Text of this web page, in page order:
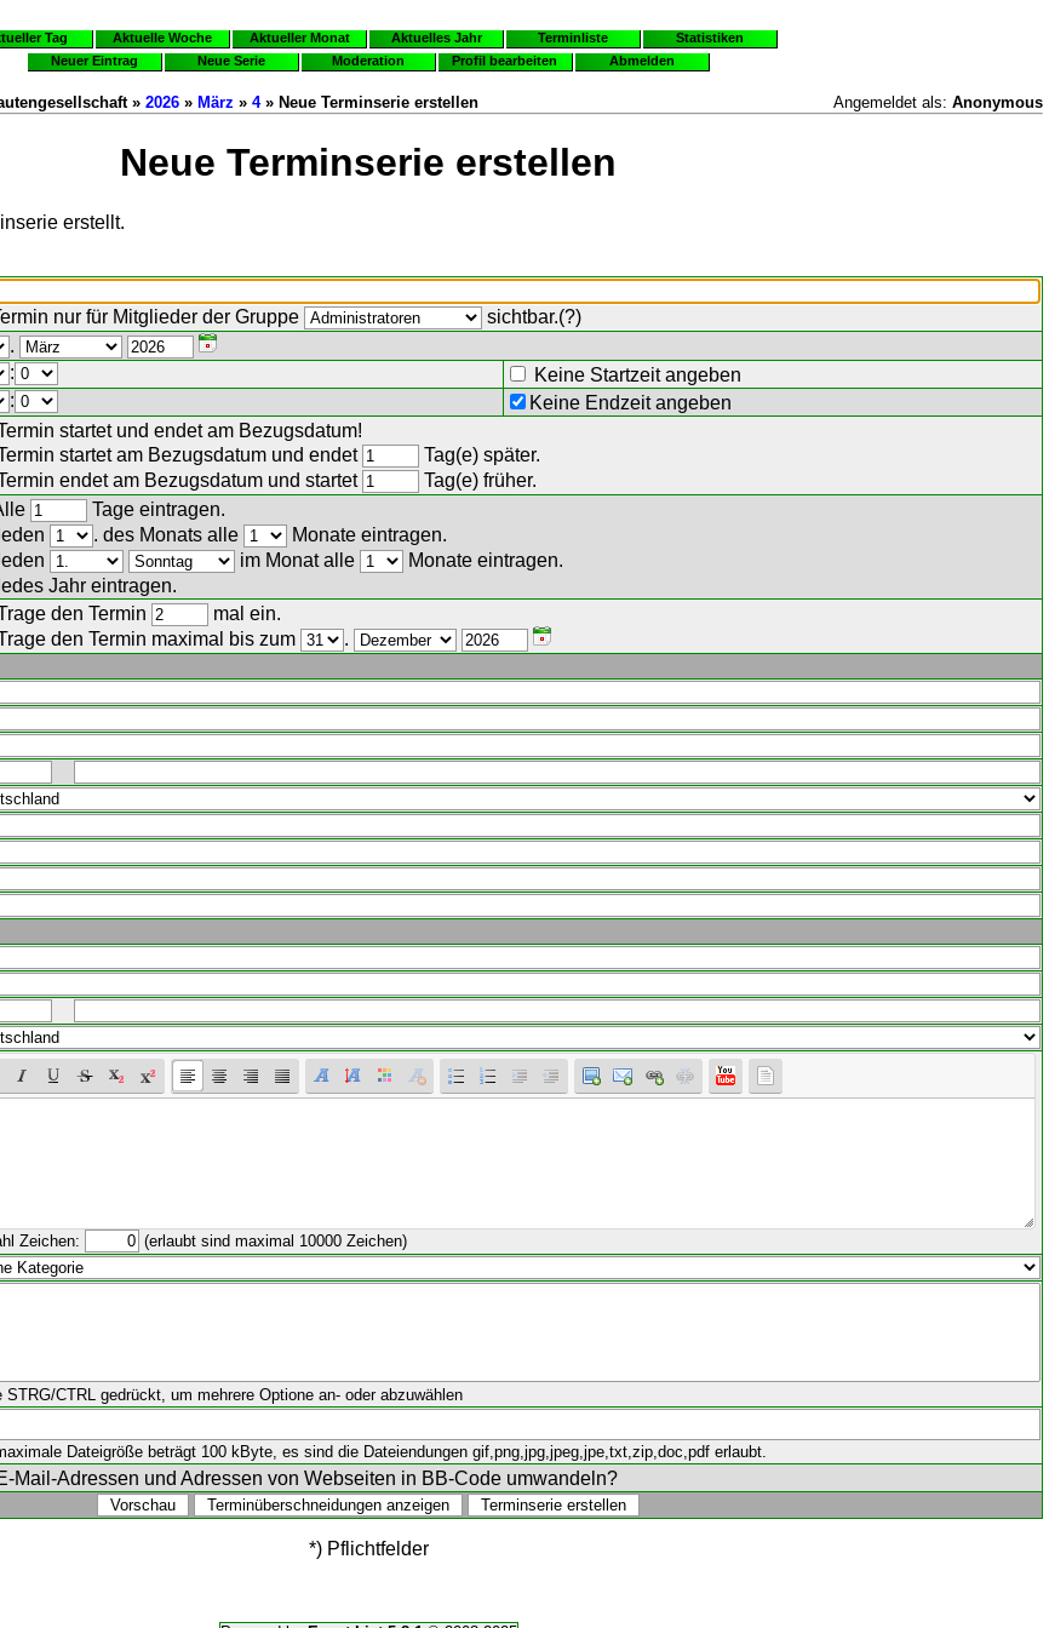
Tag Aktuelle Woche Aktueller Monat Aktuelles Jahr Terminliste
Statistiken
Neuer Eintrag
Neue Serie Moderation Profil bearbeiten Abmelden
» 2026 » März » 4» Neue Terminserie erstellen Angemeldet als: Anonymous
Neue Terminserie erstellen
erstellt.
nur für Mitglieder der Gruppe sichtbar.(?)
.
:
Keine Startzeit angeben
: Keine Endzeit angeben
startet und endet am Bezugsdatum!
startet am Bezugsdatum und endet
Tag(e) später.
endet am Bezugsdatum und startet
Tag(e) früher.
Tage eintragen.
. des Monats alle
Monate eintragen.
im Monat alle
Monate eintragen.
Jahr eintragen.
den Termin
mal ein.
den Termin maximal bis zum
.
Zeichen: (erlaubt sind maximal 10000 Zeichen)
STRG/CTRL gedrückt, um mehrere Optione an- oder abzuwählen
Dateigröße beträgt 100 kByte, es sind die Dateiendungen gif,png,jpg,jpeg,jpe,txt,zip,doc,pdf erlaubt.
Mail-Adressen und Adressen von Webseiten in BB-Code umwandeln?
*) Pflichtfelder